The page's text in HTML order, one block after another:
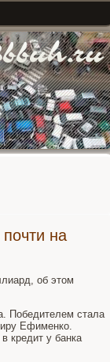
на
об этом
Победителем стала
Ефименко.
кредит у банка